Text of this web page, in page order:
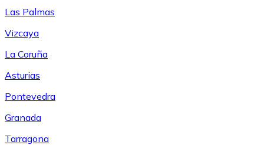
Las Palmas
Vizcaya
La Coruña
Asturias
Pontevedra
Granada
Tarragona